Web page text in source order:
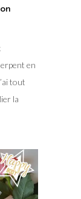
en
tout
la